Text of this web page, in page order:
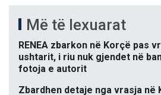
Më të lexuarat
RENEA zbarkon në Korçë pas
ushtarit, i riu nuk gjendet në
fotoja e autorit
Zbardhen detaje nga vrasja